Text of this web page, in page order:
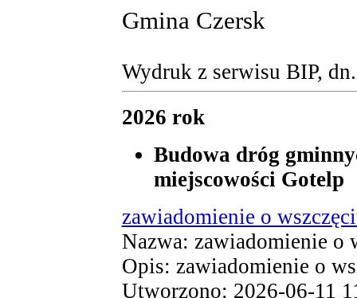
Gmina Czersk
Wydruk z serwisu BIP,
2026 rok
Budowa dróg
miejscowości Gotelp
zawiadomienie o
Nazwa: zawiadomienie o
Opis: zawiadomienie o
Utworzono: 2026-06-11